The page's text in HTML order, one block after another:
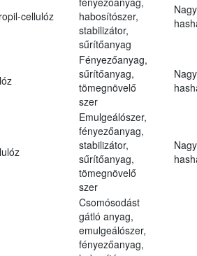
cellulóz
habosítószer,
stabilizátor,
sűrítőanyag
Fényezőanyag,
sűrítőanyag,
tömegnövelő
szer
Emulgeálószer,
fényezőanyag,
stabilizátor,
sűrítőanyag,
tömegnövelő
szer
Csomósodást
gátló anyag,
emulgeálószer,
fényezőanyag,